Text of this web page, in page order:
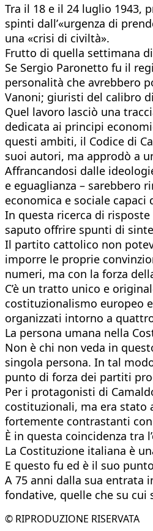
Tra il 18 e il 24 luglio 1943,
spinti dall’«urgenza di
una «crisi di civiltà».
Frutto di quella settimana
Se Sergio Paronetto fu il
personalità che avrebbero
Vanoni; giuristi del calibro
Quel lavoro lasciò una
dedicata ai principi
questi ambiti, il Codice di
suoi autori, ma approdò a
Affrancandosi dalle
e eguaglianza – sarebbero
economica e sociale
In questa ricerca di
saputo offrire spunti di
Il partito cattolico non
imporre le proprie
numeri, ma con la forza
C’è un tratto unico e
costituzionalismo europeo
organizzati intorno a
La persona umana nella
Non è chi non veda in
singola persona. In tal
punto di forza dei partiti
Per i protagonisti di
costituzionali, ma era stato
fortemente contrastanti
È in questa coincidenza tra
La Costituzione italiana è
E questo fu ed è il suo
A 75 anni dalla sua entrata
fondative, quelle che su cui
© RIPRODUZIONE RISERVATA